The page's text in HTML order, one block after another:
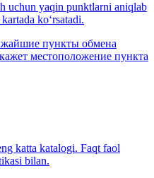
uchun yaqin punktlarni aniqlab
ko‘rsatadi.
пункты обмена
местоположение пункта
katta katalogi. Faqt faol
bilan.